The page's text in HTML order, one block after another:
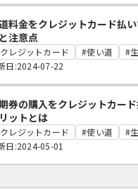
料金をクレジットカード払
注意点
クレジットカード 使い道
日:2024-07-22
券の購入をクレジットカー
ットとは
クレジットカード 使い道
日:2024-05-01